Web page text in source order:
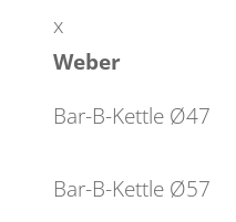
x
Weber
Bar-B-Kettle Ø47
Bar-B-Kettle Ø57